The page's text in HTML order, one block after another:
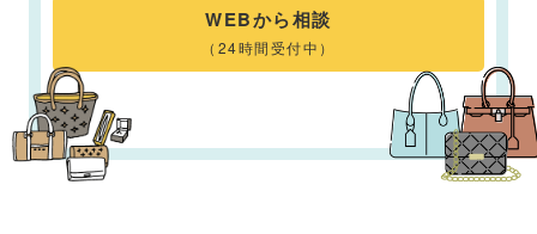
WEBから相談
（24時間受付中）